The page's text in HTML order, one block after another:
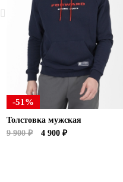
-51%
Толстовка мужская
9 900 ₽
4 900 ₽